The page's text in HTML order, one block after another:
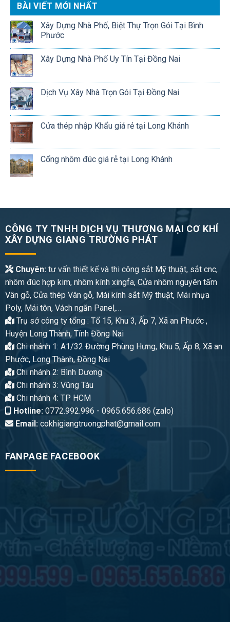
BÀI VIẾT MỚI NHẤT
Xây Dựng Nhà Phố, Biệt Thự Trọn Gói Tại Bình
Phước
Xây Dựng Nhà Phố Uy Tín Tại Đồng Nai
Dịch Vụ Xây Nhà Trọn Gói Tại Đồng Nai
Cửa thép nhập Khẩu giá rẻ tại Long Khánh
Cổng nhôm đúc giá rẻ tại Long Khánh
CÔNG TY TNHH DỊCH VỤ THƯƠNG MẠI CƠ KHÍ
XÂY DỰNG GIANG TRƯỜNG PHÁT
Chuyên:tư vấn thiết kế và thi công sắt Mỹ thuật, sắt cnc,
nhôm đúc hợp kim, nhôm kính xingfa, Cửa nhôm nguyên tấm
Vân gỗ, Cửa thép Vân gỗ, Mái kính sắt Mỹ thuật, Mái nhựa
Poly, Mái tôn, Vách ngăn Panel,…
Trụ sở công ty tổng : Tổ 15, Khu 3, Ấp 7, Xã an Phước ,
Huyện Long Thành, Tỉnh Đồng Nai
Chi nhánh 1: A1/32 Đường Phùng Hưng, Khu 5, Ấp 8, Xã an
Phước, Long Thành, Đồng Nai
Chi nhánh 2: Bình Dương
Chi nhánh 3: Vũng Tàu
Chi nhánh 4: TP HCM
Hotline:0772.992.996 - 0965.656.686 (zalo)
Email:cokhigiangtruongphat@gmail.com
FANPAGE FACEBOOK